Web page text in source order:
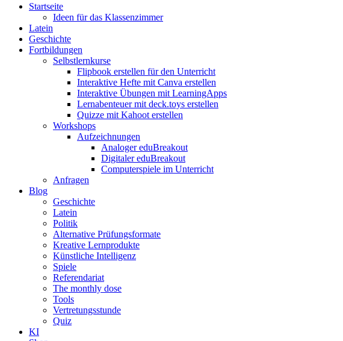
Startseite
Ideen für das Klassenzimmer
Latein
Geschichte
Fortbildungen
Selbstlernkurse
Flipbook erstellen für den Unterricht
Interaktive Hefte mit Canva erstellen
Interaktive Übungen mit LearningApps
Lernabenteuer mit deck.toys erstellen
Quizze mit Kahoot erstellen
Workshops
Aufzeichnungen
Analoger eduBreakout
Digitaler eduBreakout
Computerspiele im Unterricht
Anfragen
Blog
Geschichte
Latein
Politik
Alternative Prüfungsformate
Kreative Lernprodukte
Künstliche Intelligenz
Spiele
Referendariat
The monthly dose
Tools
Vertretungsstunde
Quiz
KI